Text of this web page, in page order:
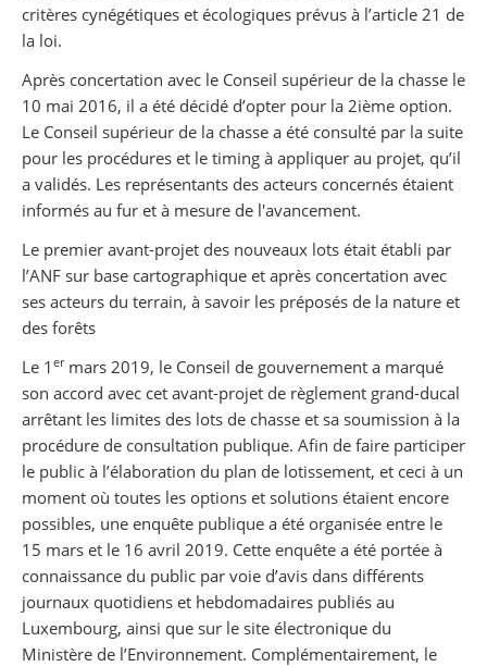
critères cynégétiques et écologiques prévus à l’article 21 de
la loi.
Après concertation avec le Conseil supérieur de la chasse le
10 mai 2016, il a été décidé d’opter pour la 2ième option.
Le Conseil supérieur de la chasse a été consulté par la suite
pour les procédures et le timing à appliquer au projet, qu’il
a validés. Les représentants des acteurs concernés étaient
informés au fur et à mesure de l'avancement.
Le premier avant-projet des nouveaux lots était établi par
l’ANF sur base cartographique et après concertation avec
ses acteurs du terrain, à savoir les préposés de la nature et
des forêts
Le 1 ermars 2019, le Conseil de gouvernement a marqué
son accord avec cet avant-projet de règlement grand-ducal
arrêtant les limites des lots de chasse et sa soumission à la
procédure de consultation publique. Afin de faire participer
le public à l’élaboration du plan de lotissement, et ceci à un
moment où toutes les options et solutions étaient encore
possibles, une enquête publique a été organisée entre le
15 mars et le 16 avril 2019. Cette enquête a été portée à
connaissance du public par voie d’avis dans différents
journaux quotidiens et hebdomadaires publiés au
Luxembourg, ainsi que sur le site électronique du
Ministère de l’Environnement. Complémentairement, le